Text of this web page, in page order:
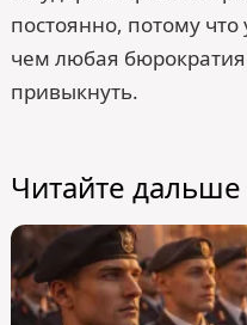
постоянно, потому что
чем любая бюрократия
привыкнуть.
Читайте дальше